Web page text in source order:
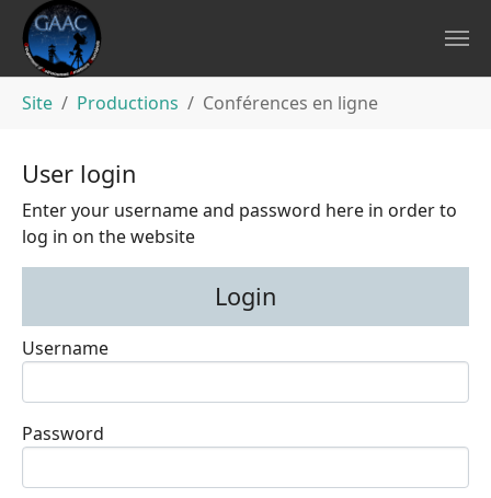
Site Productions Conférences en ligne
User login
Enter your username and password here in order to
log in on the website
Login
Username
Password